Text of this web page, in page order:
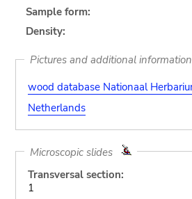
Sample form:
Density:
Pictures and additional
wood database Nationaal
Netherlands
Microscopic slides
Transversal section:
1